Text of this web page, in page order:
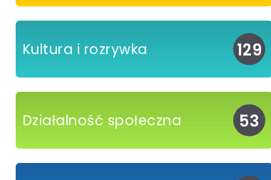
Kultura i rozrywka 129
Działalność społeczna 53